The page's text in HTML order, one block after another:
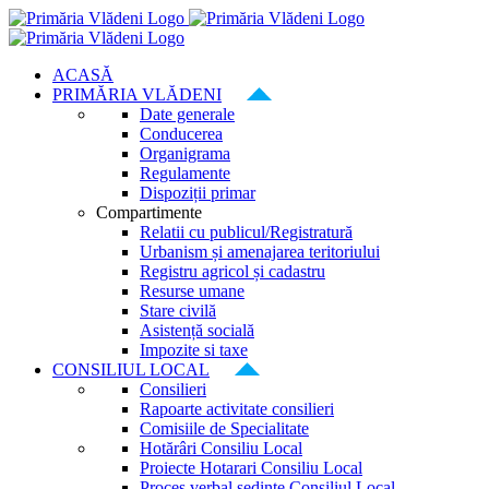
Skip
to
ACASĂ
PRIMĂRIA VLĂDENI
Date generale
Conducerea
Organigrama
Regulamente
Dispoziții primar
Compartimente
Relatii cu publicul/Registratură
Urbanism și amenajarea teritoriului
Registru agricol și cadastru
Resurse umane
Stare civilă
Asistență socială
Impozite si taxe
CONSILIUL LOCAL
Consilieri
Rapoarte activitate consilieri
Comisiile de Specialitate
Hotărâri Consiliu Local
Proiecte Hotarari Consiliu Local